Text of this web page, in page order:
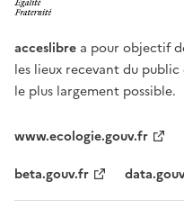
acceslibre a pour objectif
les lieux recevant du
le plus largement possible.
www.ecologie.gouv.fr
beta.gouv.fr